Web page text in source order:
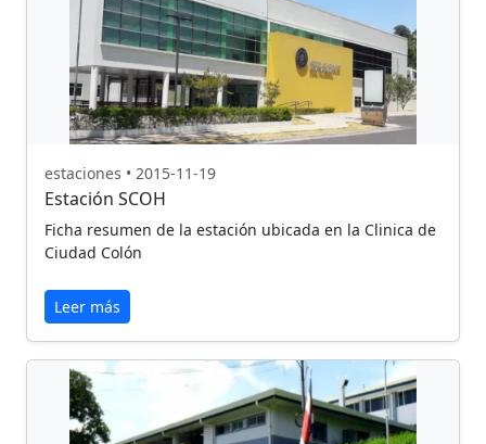
estaciones • 2015-11-19
Estación SCOH
Ficha resumen de la estación ubicada en la Clinica de
Ciudad Colón
Leer más